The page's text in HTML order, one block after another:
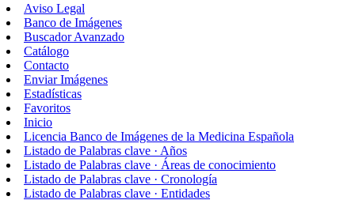
Aviso Legal
Banco de Imágenes
Buscador Avanzado
Catálogo
Contacto
Enviar Imágenes
Estadísticas
Favoritos
Inicio
Licencia Banco de Imágenes de la Medicina Española
Listado de Palabras clave · Años
Listado de Palabras clave · Áreas de conocimiento
Listado de Palabras clave · Cronología
Listado de Palabras clave · Entidades